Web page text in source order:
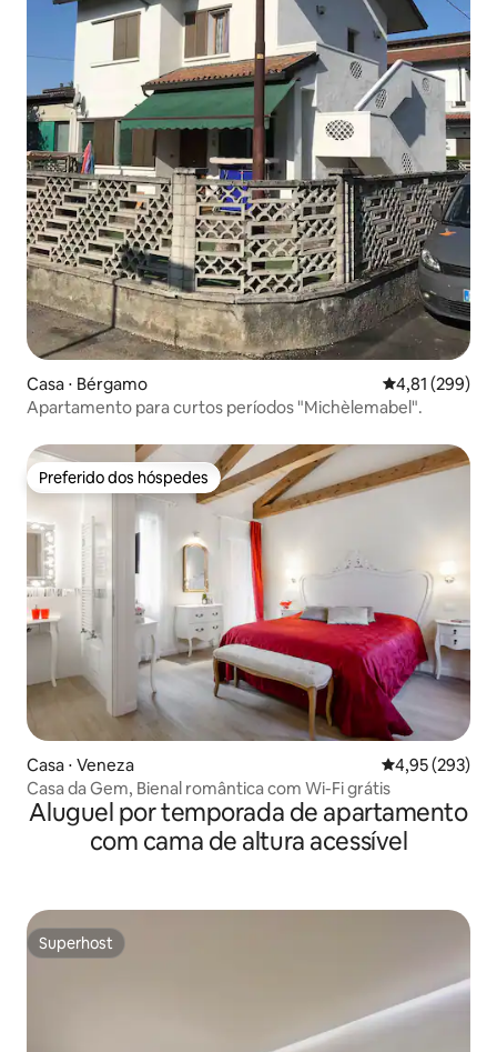
Casa ⋅ Bérgamo 4,81 de uma
4,81 (299)
Apartamento para curtos períodos "Michèlemabel".
Preferido dos hóspedes
Preferido dos hóspedes
Casa ⋅ Veneza 4,95 de uma
4,95 (293)
Casa da Gem, Bienal romântica com Wi-Fi grátis
Aluguel por temporada de apartamento
com cama de altura acessível
Superhost
Superhost